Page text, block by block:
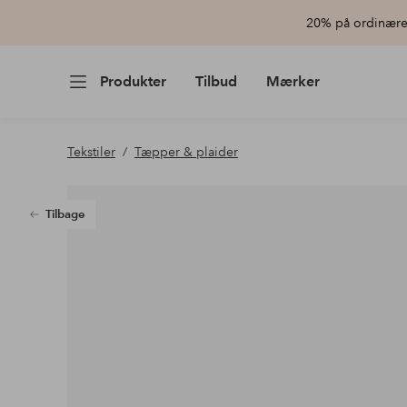
20% på
Produkter Tilbud Mærker
Tekstiler Tæpper & plaider
Tilbage